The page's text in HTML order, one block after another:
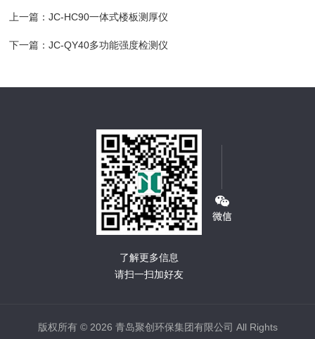
上一篇：JC-HC90一体式楼板测厚仪
下一篇：JC-QY40多功能强度检测仪
了解更多信息
请扫一扫加好友
版权所有 © 2026 青岛聚创环保集团有限公司 All Rights